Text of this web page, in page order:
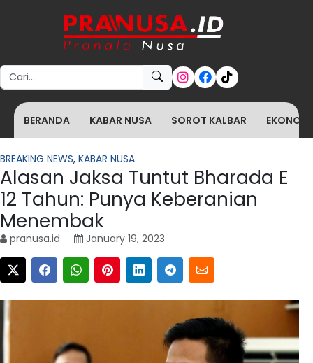
Search for:
BERANDA KABAR NUSA SOROT KALBAR
BREAKING NEWS, KABAR NUSA
Alasan Jaksa Tuntut Bharada E
12 Tahun: Punya Keberanian
Menembak
pranusa.id January 19, 2023